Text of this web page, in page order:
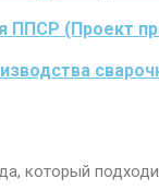
ППСР (Проект
который